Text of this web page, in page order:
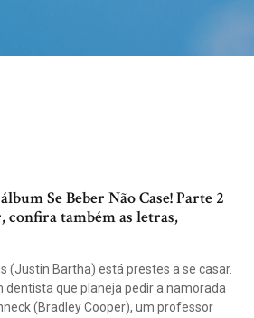
Se Beber Não Case! Parte 2
confira também as letras,
(Justin Bartha) está prestes a se casar.
dentista que planeja pedir a namorada
(Bradley Cooper), um professor